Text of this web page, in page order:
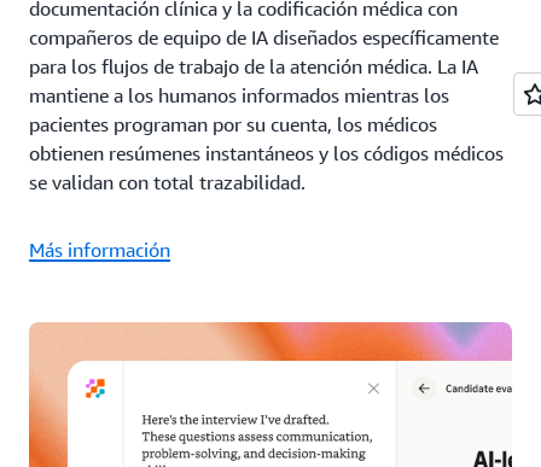
documentación clínica y la codificación médica con
compañeros de equipo de IA diseñados específicamente
para los flujos de trabajo de la atención médica. La IA
mantiene a los humanos informados mientras los
pacientes programan por su cuenta, los médicos
obtienen resúmenes instantáneos y los códigos médicos
se validan con total trazabilidad.
Más información